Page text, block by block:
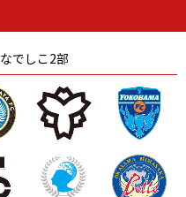
石人の星
静岡 愛媛Ｌ
なでしこ2部